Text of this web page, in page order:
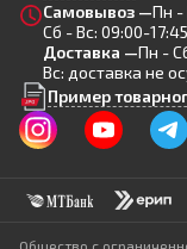
Самовывоз —Пн -
Сб - Вс: 09:00-17:45
Доставка —Пн -
Вс: доставка не
Пример
Общество с